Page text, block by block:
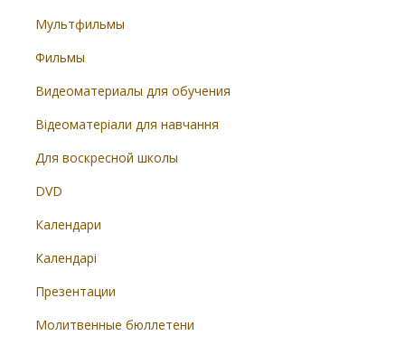
Мультфильмы
Фильмы
Видеоматериалы для обучения
Відеоматеріали для навчання
Для воскресной школы
DVD
Календари
Календарі
Презентации
Молитвенные бюллетени